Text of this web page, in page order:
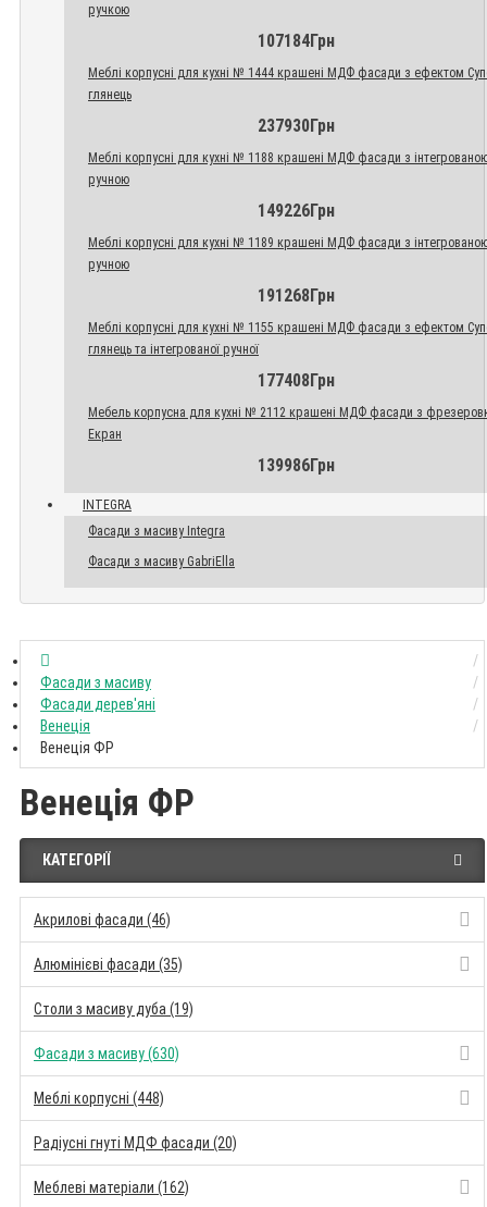
ручкою
107184Грн
Меблі корпусні для кухні № 1444 крашені МДФ фасади з ефектом
глянець
237930Грн
Меблі корпусні для кухні № 1188 крашені МДФ фасади з
ручною
149226Грн
Меблі корпусні для кухні № 1189 крашені МДФ фасади з
ручною
191268Грн
Меблі корпусні для кухні № 1155 крашені МДФ фасади з ефектом
глянець та інтегрованої ручної
177408Грн
Мебель корпусна для кухні № 2112 крашені МДФ фасади з
Екран
139986Грн
INTEGRA
Фасади з масиву Integra
Фасади з масиву GabriElla
Фасади з масиву
Фасади дерев'яні
Венеція
Венеція ФР
Венеція ФР
КАТЕГОРІЇ
Акрилові фасади (46)
Алюмінієві фасади (35)
Столи з масиву дуба (19)
Фасади з масиву (630)
Меблі корпусні (448)
Радіусні гнуті МДФ фасади (20)
Меблеві матеріали (162)